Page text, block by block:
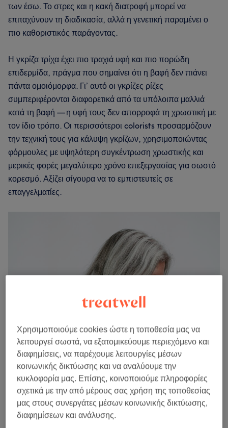
των έσω. Το στρες και η κακή διατροφή μπορεί να
επιταχύνουν τη διαδικασία, αλλά η γενετική παραμένει ο
πιο καθοριστικός παράγοντας.
Η γκρίζα τρίχα έχει πιο τραχιά υφή και πιο πορώδη
επιδερμίδα, πράγμα που σημαίνει ότι η βαφή δεν πιάνει
πάντα ομοιόμορφα. Γι’ αυτό οι γκρίζες ρίζες
συμπεριφέρονται διαφορετικά από τα υπόλοιπα μαλλιά
κατά τη βαφή — η υφή τους δεν απορροφά τη χρωστική με
τον ίδιο τρόπο. Οι περισσότεροι colorists προσαρμόζουν
την τεχνική τους για κάλυψη γκρίζων, χρησιμοποιώντας
φόρμουλες με υψηλότερη συγκέντρωση χρωστικής και
μερικές φορές μεγαλύτερο χρόνο επεξεργασίας για σωστό
κορεσμό. Αξίζει σίγουρα να το εμπιστευτείς σε
επαγγελματίες.
Χρησιμοποιούμε cookies ώστε η τοποθεσία μας να
λειτουργεί σωστά, να εξατομικεύουμε περιεχόμενο και
διαφημίσεις, να παρέχουμε λειτουργίες μέσων
κοινωνικής δικτύωσης και να αναλύουμε την
κυκλοφορία μας. Επίσης, κοινοποιούμε πληροφορίες
σχετικά με την από μέρους σας χρήση της τοποθεσίας
μας στους συνεργάτες μέσων κοινωνικής δικτύωσης,
διαφημίσεων και ανάλυσης.